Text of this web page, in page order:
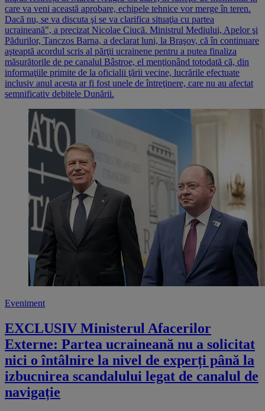
care va veni această aprobare, echipele tehnice vor merge în teren.
Dacă nu, se va discuta şi se va clarifica situaţia cu partea
ucraineană", a precizat Nicolae Ciucă. Ministrul Mediului, Apelor şi
Pădurilor, Tanczos Barna, a declarat luni, la Braşov, că în continuare
aşteaptă acordul scris al părţii ucrainene pentru a putea finaliza
măsurătorile de pe canalul Bâstroe, el menţionând totodată că, din
informaţiile primite de la oficialii ţării vecine, lucrările efectuate
inclusiv anul acesta ar fi fost unele de întreţinere, care nu au afectat
semnificativ debitele Dunării.
Eveniment
EXCLUSIV Ministerul Afacerilor
Externe: Partea ucraineană nu a solicitat
nici o întâlnire la nivel de experți până la
izbucnirea scandalului legat de canalul de
navigație